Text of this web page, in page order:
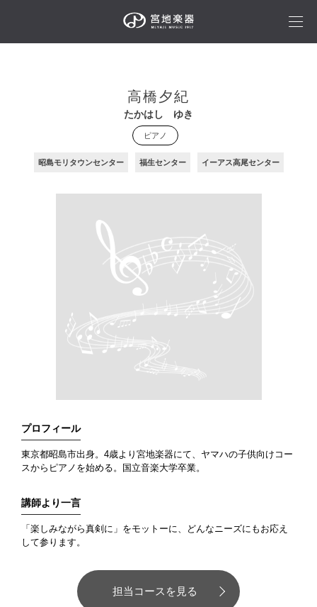
高橋夕紀
たかはし ゆき
ピアノ
昭島モリタウンセンター 福生センター イーアス高尾センター
プロフィール
東京都昭島市出身。4歳より宮地楽器にて、ヤマハの子供向けコー
スからピアノを始める。国立音楽大学卒業。
講師より一言
「楽しみながら真剣に」をモットーに、どんなニーズにもお応え
して参ります。
担当コースを見る